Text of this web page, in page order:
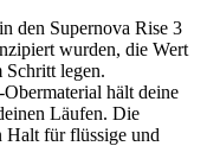
den Supernova Rise 3
wurden, die Wert
legen.
hält deine
Läufen. Die
Halt für flüssige und